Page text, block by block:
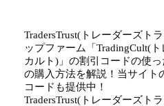
TradersTrust(トレーダーズト
ップファーム「TradingCult(
カルト)」の割引コードの使
の購入方法を解説！当サイト
コードも提供中！
TradersTrust(トレーダーズト